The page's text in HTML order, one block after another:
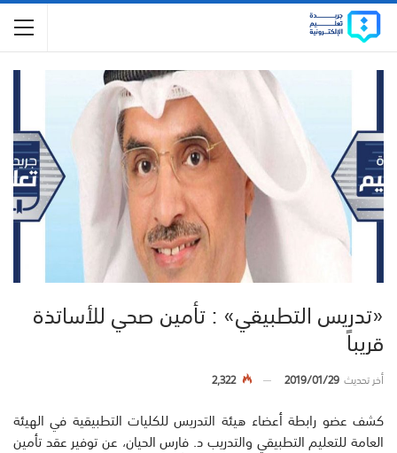
«تدريس التطبيقي» : تأمين صحي للأساتذة
قريباً
أخر تحديث2019/01/29
2,322
كشف عضو رابطة أعضاء هيئة التدريس للكليات التطبيقية في الهيئة
العامة للتعليم التطبيقي والتدريب د. فارس الحيان، عن توفير عقد تأمين